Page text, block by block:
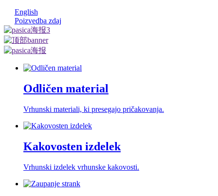
English
Poizvedba zdaj
Odličen material
Vrhunski materiali, ki presegajo pričakovanja.
Kakovosten izdelek
Vrhunski izdelek vrhunske kakovosti.